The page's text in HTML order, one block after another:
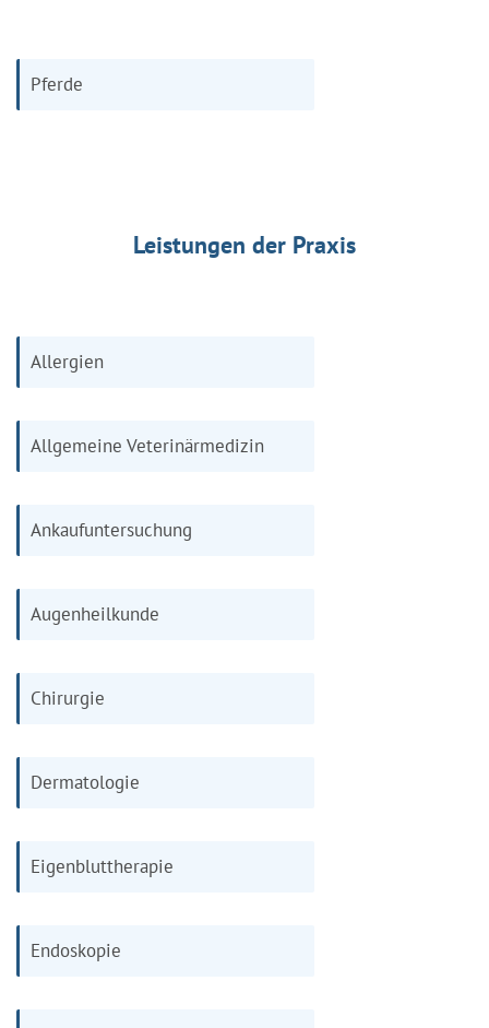
Pferde
Leistungen der Praxis
Allergien
Allgemeine Veterinärmedizin
Ankaufuntersuchung
Augenheilkunde
Chirurgie
Dermatologie
Eigenbluttherapie
Endoskopie